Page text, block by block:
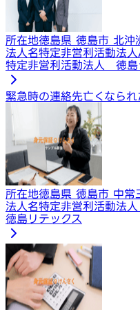
所在地徳島県 徳島市 北
法人名特定非営利活動法
特定非営利活動法人 徳島
緊急時の連絡先亡くなら
所在地徳島県 徳島市 中常
法人名特定非営利活動法
徳島リテックス